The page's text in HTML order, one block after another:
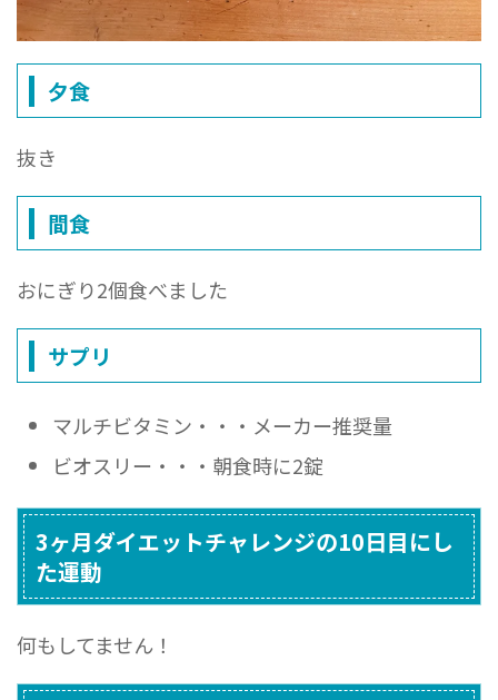
夕食
抜き
間食
おにぎり2個食べました
サプリ
マルチビタミン・・・メーカー推奨量
ビオスリー・・・朝食時に2錠
3ヶ月ダイエットチャレンジの10日目にし
た運動
何もしてません！